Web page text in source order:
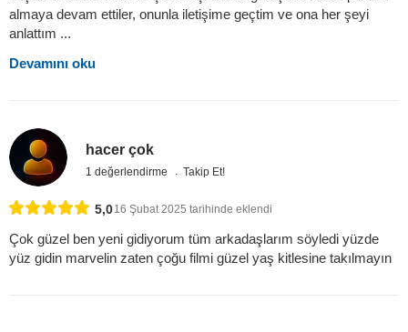
almaya devam ettiler, onunla iletişime geçtim ve ona her şeyi
anlattım ...
Devamını oku
hacer çok
1 değerlendirme Takip Et!
5,016 Şubat 2025 tarihinde eklendi
Çok güzel ben yeni gidiyorum tüm arkadaşlarım söyledi yüzde
yüz gidin marvelin zaten çoğu filmi güzel yaş kitlesine takılmayın